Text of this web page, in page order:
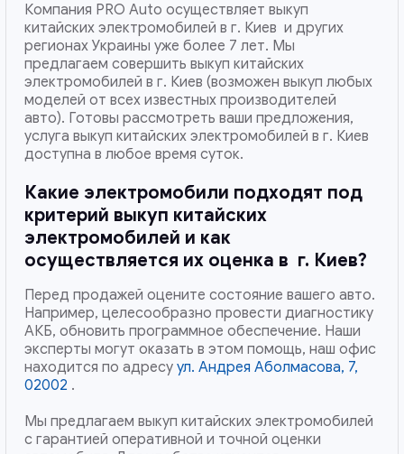
Компания PRO Auto осуществляет выкуп
китайских электромобилей в г. Киев и других
регионах Украины уже более 7 лет. Мы
предлагаем совершить выкуп китайских
электромобилей в г. Киев (возможен выкуп любых
моделей от всех известных производителей
авто). Готовы рассмотреть ваши предложения,
услуга выкуп китайских электромобилей в г. Киев
доступна в любое время суток.
Какие электромобили подходят под
критерий выкуп китайских
электромобилей и как
осуществляется их оценка в г. Киев?
Перед продажей оцените состояние вашего авто.
Например, целесообразно провести диагностику
АКБ, обновить программное обеспечение. Наши
эксперты могут оказать в этом помощь, наш офис
находится по адресу ул. Андрея Аболмасова, 7,
02002 .
Мы предлагаем выкуп китайских электромобилей
с гарантией оперативной и точной оценки